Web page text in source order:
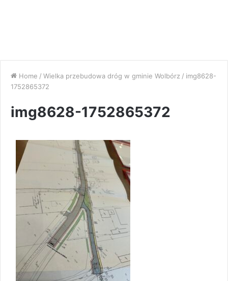
Home / Wielka przebudowa dróg w gminie Wolbórz / img8628-
1752865372
img8628-1752865372